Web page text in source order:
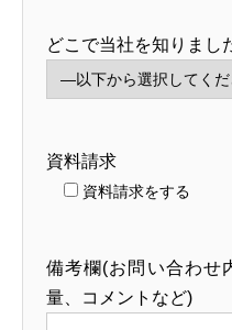
どこで当社を知りまし
資料請求
資料請求をする
備考欄(お問い合わせ
量、コメントなど)